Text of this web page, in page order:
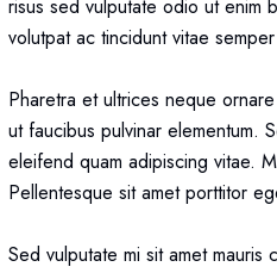
risus sed vulputate odio ut enim
volutpat ac tincidunt vitae
Pharetra et ultrices neque
ut faucibus pulvinar elementum.
eleifend quam adipiscing vitae.
Pellentesque sit amet porttitor
Sed vulputate mi sit amet